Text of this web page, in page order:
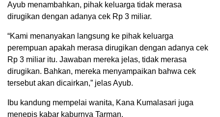
Ayub menambahkan, pihak keluarga tidak merasa
dirugikan dengan adanya cek Rp 3 miliar.
“Kami menanyakan langsung ke pihak keluarga
perempuan apakah merasa dirugikan dengan adanya cek
Rp 3 miliar itu. Jawaban mereka jelas, tidak merasa
dirugikan. Bahkan, mereka menyampaikan bahwa cek
tersebut akan dicairkan,” jelas Ayub.
Ibu kandung mempelai wanita, Kana Kumalasari juga
menepis kabar kaburnya Tarman.